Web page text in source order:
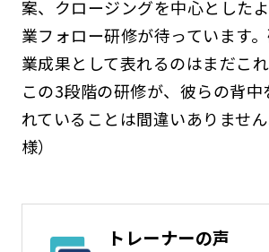
案、クロージングを中心とした
業フォロー研修が待っています
業成果として表れるのはまだこれ
この3段階の研修が、彼らの背中
れていることは間違いありませ
様）
トレーナーの声